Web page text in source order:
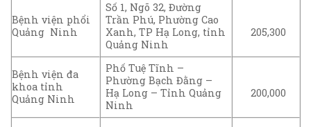
Bệnh viện phổi
Quảng Ninh
Số 1, Ngõ 32, Đường
Trần Phú, Phường Cao
Xanh, TP Hạ Long, tỉnh
Quảng Ninh
205,300
Bệnh viện đa
khoa tỉnh
Quảng Ninh
Phố Tuệ Tĩnh –
Phường Bạch Đằng –
Hạ Long – Tỉnh Quảng
Ninh
200,000